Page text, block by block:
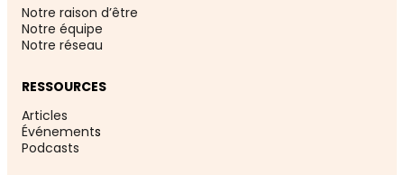
Notre raison d’être
Notre équipe
Notre réseau
RESSOURCES
Articles
Événements
Podcasts